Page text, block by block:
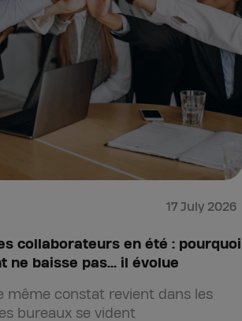
17 July 2026
collaborateurs en été : pourquoi
ne baisse pas… il évolue
même constat revient dans les
bureaux se vident